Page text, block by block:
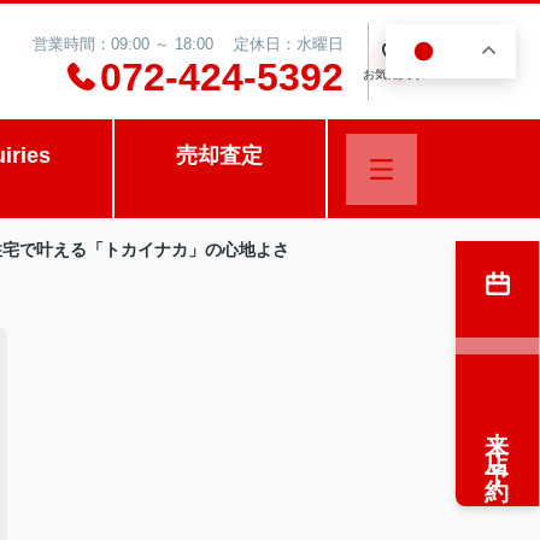
営業時間：09:00 ～ 18:00 定休日：水曜日
072-424-5392 お気に入り
売却査定
で叶える「トカイナカ」の心地よさ
来店予約